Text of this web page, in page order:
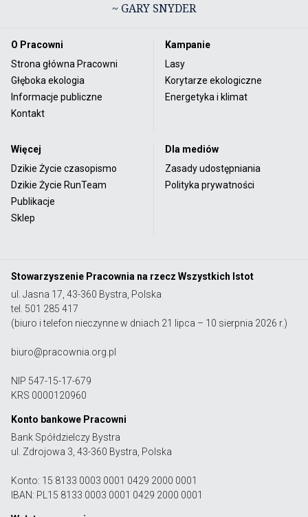
~ GARY SNYDER
O Pracowni
Strona główna Pracowni
Głęboka ekologia
Informacje publiczne
Kontakt
Kampanie
Lasy
Korytarze ekologiczne
Energetyka i klimat
Więcej
Dzikie Życie czasopismo
Dzikie Życie RunTeam
Publikacje
Sklep
Dla mediów
Zasady udostępniania
Polityka prywatności
Stowarzyszenie Pracownia na rzecz Wszystkich Istot
ul. Jasna 17, 43-360 Bystra, Polska
tel. 501 285 417
(biuro i telefon nieczynne w dniach 21 lipca – 10 sierpnia 2026 r.)
biuro@pracownia.org.pl
NIP 547-15-17-679
KRS 0000120960
Konto bankowe Pracowni
Bank Spółdzielczy Bystra
ul. Zdrojowa 3, 43-360 Bystra, Polska
Konto: 15 8133 0003 0001 0429 2000 0001
IBAN: PL15 8133 0003 0001 0429 2000 0001